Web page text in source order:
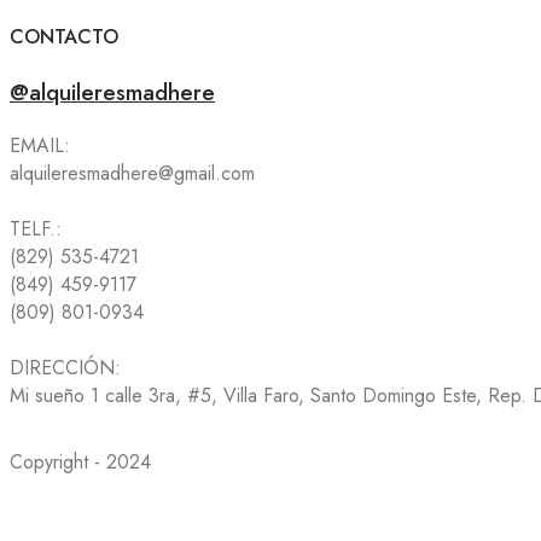
CONTACTO
@alquileresmadhere
EMAIL:
alquileresmadhere@gmail.com
TELF.:
(829) 535-4721
(849) 459-9117
(809) 801-0934
DIRECCIÓN:
Mi sueño 1 calle 3ra, #5, Villa Faro, Santo Domingo Este, Rep.
Copyright - 2024